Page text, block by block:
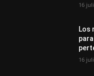
16
Los
16